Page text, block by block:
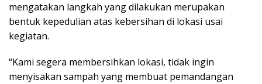
mengatakan langkah yang dilakukan merupakan
bentuk kepedulian atas kebersihan di lokasi usai
kegiatan.
“Kami segera membersihkan lokasi, tidak ingin
menyisakan sampah yang membuat pemandangan